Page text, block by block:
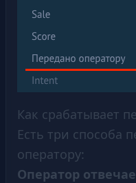
Как срабатывает
Есть три способа
оператору:
Оператор